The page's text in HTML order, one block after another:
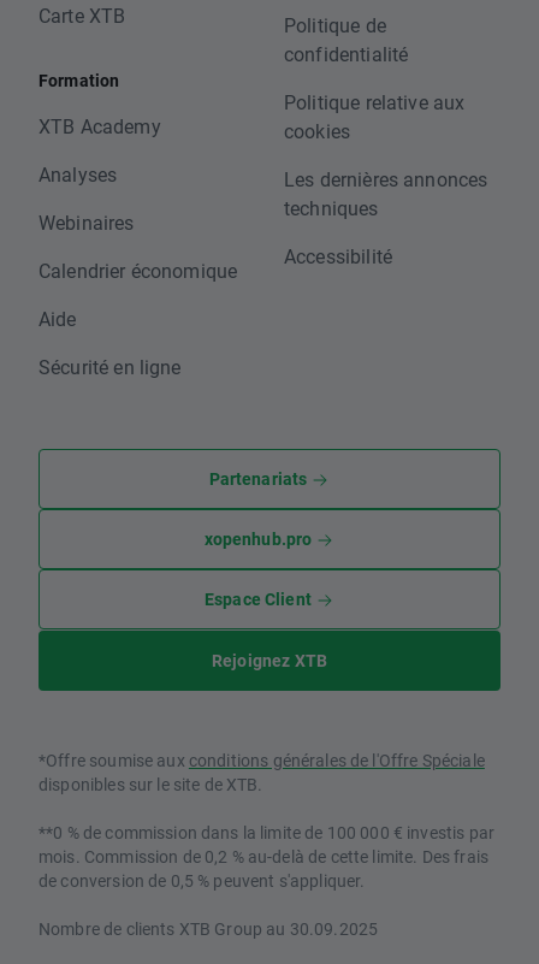
Carte XTB
Formation
XTB Academy
Analyses
Webinaires
Calendrier économique
Aide
Sécurité en ligne
Politique de
confidentialité
Politique relative aux
cookies
Les dernières annonces
techniques
Accessibilité
Partenariats
xopenhub.pro
Espace Client
Rejoignez XTB
*Offre soumise aux conditions générales de l'Offre Spéciale
disponibles sur le site de XTB.
**0 % de commission dans la limite de 100 000 € investis par
mois. Commission de 0,2 % au-delà de cette limite. Des frais
de conversion de 0,5 % peuvent s'appliquer.
Nombre de clients XTB Group au 30.09.2025